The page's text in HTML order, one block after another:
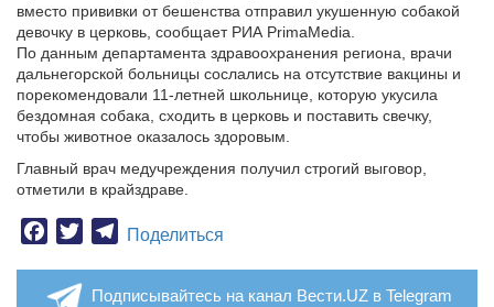
вместо прививки от бешенства отправил укушенную собакой
девочку в церковь, сообщает РИА PrimaMedia.
По данным департамента здравоохранения региона, врачи
дальнегорской больницы сослались на отсутствие вакцины и
порекомендовали 11-летней школьнице, которую укусила
бездомная собака, сходить в церковь и поставить свечку,
чтобы животное оказалось здоровым.
Главный врач медучреждения получил строгий выговор,
отметили в крайздраве.
Facebook
TwitterTelegram
Поделиться
Подписывайтесь на канал Вести.UZ в Telegram